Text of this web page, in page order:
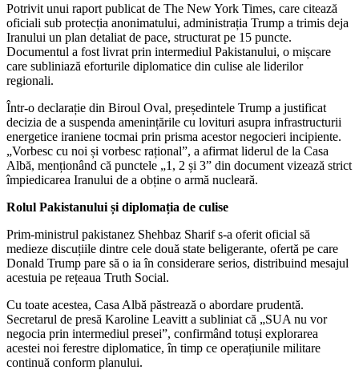
Potrivit unui raport publicat de The New York Times, care citează
oficiali sub protecția anonimatului, administrația Trump a trimis deja
Iranului un plan detaliat de pace, structurat pe 15 puncte.
Documentul a fost livrat prin intermediul Pakistanului, o mișcare
care subliniază eforturile diplomatice din culise ale liderilor
regionali.
Într-o declarație din Biroul Oval, președintele Trump a justificat
decizia de a suspenda amenințările cu lovituri asupra infrastructurii
energetice iraniene tocmai prin prisma acestor negocieri incipiente.
„Vorbesc cu noi și vorbesc rațional”, a afirmat liderul de la Casa
Albă, menționând că punctele „1, 2 și 3” din document vizează strict
împiedicarea Iranului de a obține o armă nucleară.
Rolul Pakistanului și diplomația de culise
Prim-ministrul pakistanez Shehbaz Sharif s-a oferit oficial să
medieze discuțiile dintre cele două state beligerante, ofertă pe care
Donald Trump pare să o ia în considerare serios, distribuind mesajul
acestuia pe rețeaua Truth Social.
Cu toate acestea, Casa Albă păstrează o abordare prudentă.
Secretarul de presă Karoline Leavitt a subliniat că „SUA nu vor
negocia prin intermediul presei”, confirmând totuși explorarea
acestei noi ferestre diplomatice, în timp ce operațiunile militare
continuă conform planului.